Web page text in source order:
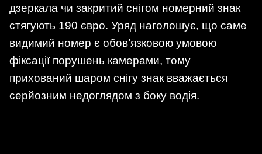
дзеркала чи закритий снігом номерний знак
стягують 190 євро. Уряд наголошує, що саме
видимий номер є обов’язковою умовою
фіксації порушень камерами, тому
прихований шаром снігу знак вважається
серйозним недоглядом з боку водія.